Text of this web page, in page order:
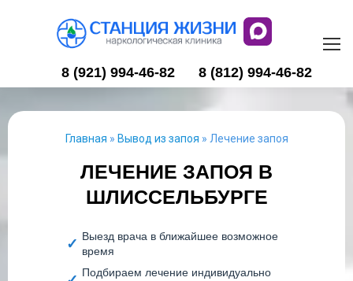
8 (921) 994-46-82 8 (812) 994-46-82
Главная » Вывод из запоя » Лечение запоя
ЛЕЧЕНИЕ ЗАПОЯ В
ШЛИССЕЛЬБУРГЕ
Выезд врача в ближайшее возможное
время
Подбираем лечение индивидуально